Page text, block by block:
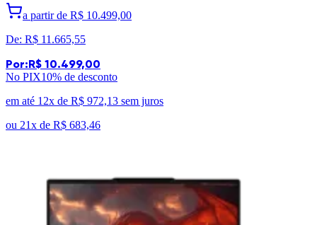
a partir de R$ 10.499,00
De: R$ 11.665,55
Por:R$ 10.499,00
No PIX10% de desconto
em até 12x de R$ 972,13 sem juros
ou 21x de R$ 683,46